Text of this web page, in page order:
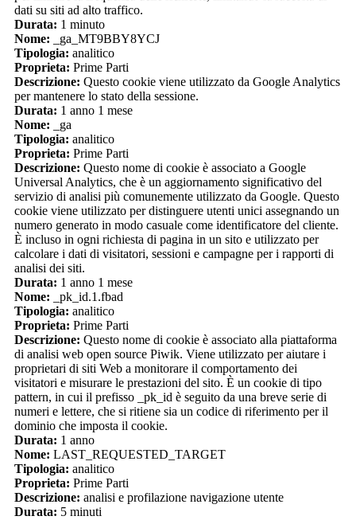
dati su siti ad alto traffico.
Durata: 1 minuto
Nome: _ga_MT9BBY8YCJ
Tipologia: analitico
Proprieta: Prime Parti
Descrizione: Questo cookie viene utilizzato da Google Analytics
per mantenere lo stato della sessione.
Durata: 1 anno 1 mese
Nome: _ga
Tipologia: analitico
Proprieta: Prime Parti
Descrizione: Questo nome di cookie è associato a Google
Universal Analytics, che è un aggiornamento significativo del
servizio di analisi più comunemente utilizzato da Google. Questo
cookie viene utilizzato per distinguere utenti unici assegnando un
numero generato in modo casuale come identificatore del cliente.
È incluso in ogni richiesta di pagina in un sito e utilizzato per
calcolare i dati di visitatori, sessioni e campagne per i rapporti di
analisi dei siti.
Durata: 1 anno 1 mese
Nome: _pk_id.1.fbad
Tipologia: analitico
Proprieta: Prime Parti
Descrizione: Questo nome di cookie è associato alla piattaforma
di analisi web open source Piwik. Viene utilizzato per aiutare i
proprietari di siti Web a monitorare il comportamento dei
visitatori e misurare le prestazioni del sito. È un cookie di tipo
pattern, in cui il prefisso _pk_id è seguito da una breve serie di
numeri e lettere, che si ritiene sia un codice di riferimento per il
dominio che imposta il cookie.
Durata: 1 anno
Nome: LAST_REQUESTED_TARGET
Tipologia: analitico
Proprieta: Prime Parti
Descrizione: analisi e profilazione navigazione utente
Durata: 5 minuti